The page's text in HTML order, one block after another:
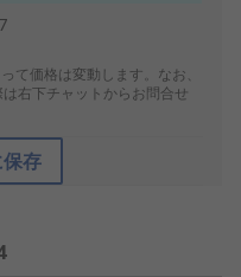
て価格は変動します。なお、
右下チャットからお問合せ
存